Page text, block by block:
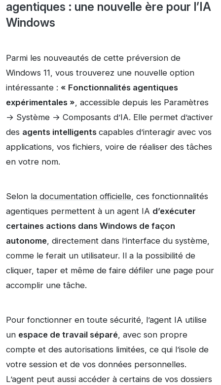
agentiques : une nouvelle ère pour l’IA
Windows
Parmi les nouveautés de cette préversion de
Windows 11, vous trouverez une nouvelle option
intéressante : « Fonctionnalités agentiques
expérimentales », accessible depuis les Paramètres
→ Système → Composants d’IA. Elle permet d’activer
des agents intelligents capables d’interagir avec vos
applications, vos fichiers, voire de réaliser des tâches
en votre nom.
Selon la documentation officielle, ces fonctionnalités
agentiques permettent à un agent IA d’exécuter
certaines actions dans Windows de façon
autonome, directement dans l’interface du système,
comme le ferait un utilisateur. Il a la possibilité de
cliquer, taper et même de faire défiler une page pour
accomplir une tâche.
Pour fonctionner en toute sécurité, l’agent IA utilise
un espace de travail séparé, avec son propre
compte et des autorisations limitées, ce qui l’isole de
votre session et de vos données personnelles.
L’agent peut aussi accéder à certains de vos dossiers